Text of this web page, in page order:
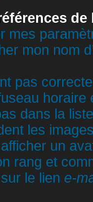
de
mes
mon nom
pas
dans la
les
un
rang et
le lien e-